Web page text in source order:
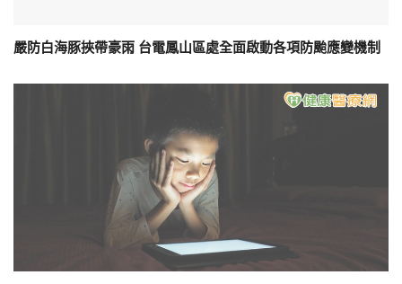
嚴防白海豚挾帶豪雨 台電鳳山區處全面啟動各項防颱應變機制